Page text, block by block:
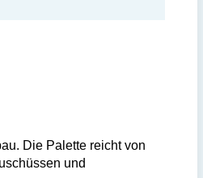
Die Palette reicht von
und